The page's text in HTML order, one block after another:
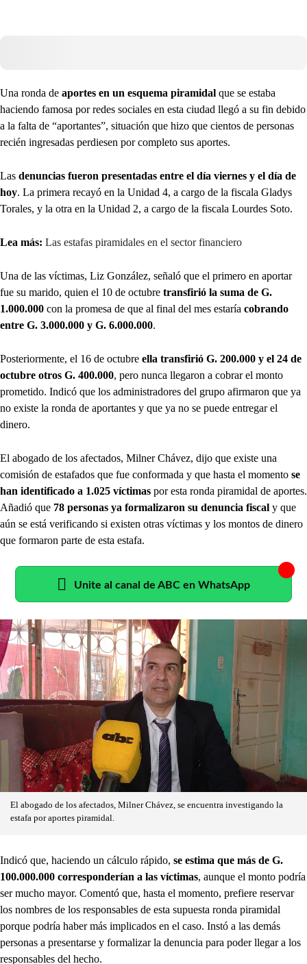
Una ronda de aportes en un esquema piramidal que se estaba
haciendo famosa por redes sociales en esta ciudad llegó a su fin debido
a la falta de “aportantes”, situación que hizo que cientos de personas
recién ingresadas perdiesen por completo sus aportes.
Las denuncias fueron presentadas entre el día viernes y el día de
hoy. La primera recayó en la Unidad 4, a cargo de la fiscala Gladys
Torales, y la otra en la Unidad 2, a cargo de la fiscala Lourdes Soto.
Lea más: Las estafas piramidales en el sector financiero
Una de las víctimas, Liz González, señaló que el primero en aportar
fue su marido, quien el 10 de octubre transfirió la suma de G.
1.000.000 con la promesa de que al final del mes estaría cobrando
entre G. 3.000.000 y G. 6.000.000.
Posteriormente, el 16 de octubre ella transfirió G. 200.000 y el 24 de
octubre otros G. 400.000, pero nunca llegaron a cobrar el monto
prometido. Indicó que los administradores del grupo afirmaron que ya
no existe la ronda de aportantes y que ya no se puede entregar el
dinero.
El abogado de los afectados, Milner Chávez, dijo que existe una
comisión de estafados que fue conformada y que hasta el momento se
han identificado a 1.025 víctimas por esta ronda piramidal de aportes.
Añadió que 78 personas ya formalizaron su denuncia fiscal y que
aún se está verificando si existen otras víctimas y los montos de dinero
que formaron parte de esta estafa.
Unite al canal de ABC en WhatsApp
El abogado de los afectados, Milner Chávez, se encuentra investigando la
estafa por aportes piramidal.
Indicó que, haciendo un cálculo rápido, se estima que más de G.
100.000.000 corresponderían a las víctimas, aunque el monto podría
ser mucho mayor. Comentó que, hasta el momento, prefiere reservar
los nombres de los responsables de esta supuesta ronda piramidal
porque podría haber más implicados en el caso. Instó a las demás
personas a presentarse y formalizar la denuncia para poder llegar a los
responsables del hecho.